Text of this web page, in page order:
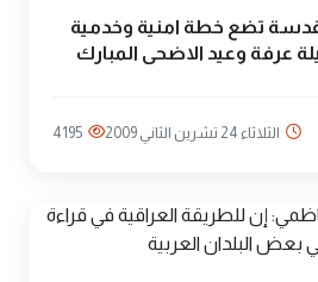
تضع خطة امنية وخدمية
عرفة وعيد الاضحى المبارك
الثلاثاء 24 تشرين الثاني 2009 4195